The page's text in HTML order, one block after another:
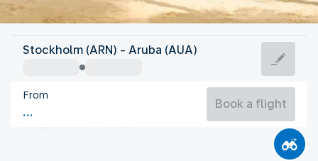
Aruba
Aruba
Aruba
Flight time
Stockholm (ARN) - Aruba (AUA)
From
Book a flight